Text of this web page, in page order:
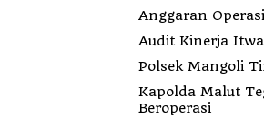
Audit Kinerja
Polsek Mangoli
Kapolda Malut
Beroperasi